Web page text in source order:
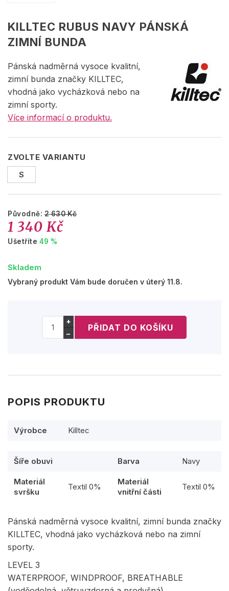
KILLTEC RUBUS NAVY PÁNSKÁ
ZIMNÍ BUNDA
Pánská nadměrná vysoce kvalitní,
zimní bunda značky KILLTEC,
vhodná jako vycházková nebo na
zimní sporty.
Více informací o produktu.
ZVOLTE VARIANTU
S
Původně:2 630 Kč
1 340 Kč
Ušetříte 49 %
Skladem
Vybraný produkt Vám bude doručen v úterý 11.8.
+
−
POPIS PRODUKTU
Výrobce Killtec
Šíře obuvi Barva Navy
Materiál
svršku
Textil 0%
Materiál
vnitřní části
Textil 0%
Pánská nadměrná vysoce kvalitní, zimní bunda značky
KILLTEC, vhodná jako vycházková nebo na zimní
sporty.
LEVEL 3
WATERPROOF, WINDPROOF, BREATHABLE